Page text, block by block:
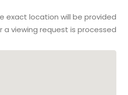
exact location will be provided
a viewing request is processed